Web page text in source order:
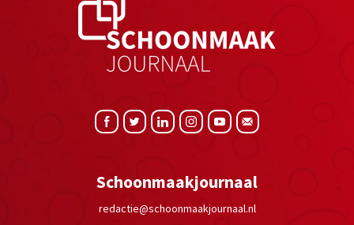
Schoonmaakjournaal
redactie@schoonmaakjournaal.nl